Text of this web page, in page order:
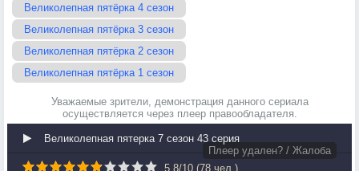
Великолепная пятёрка 4 сезон
Великолепная пятёрка 3 сезон
Великолепная пятёрка 2 сезон
Великолепная пятёрка 1 сезон
Уважаемые зрители, демонстрация данного сериала
осуществляется через плеер правообладателя.
Великолепная пятерка 7 сезон 43 серия
Плеер удален? / Жалоба
5.8/10 (78 чел.)